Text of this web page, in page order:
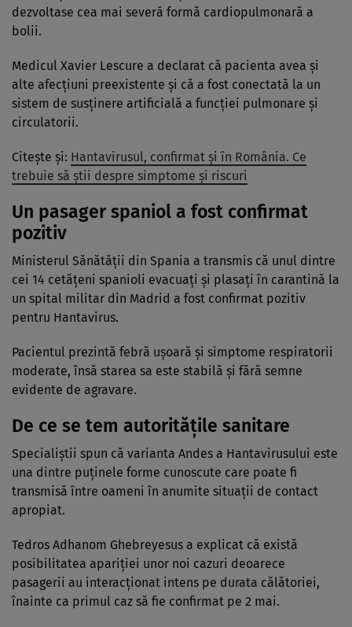
dezvoltase cea mai severă formă cardiopulmonară a
bolii.
Medicul Xavier Lescure a declarat că pacienta avea și
alte afecțiuni preexistente și că a fost conectată la un
sistem de susținere artificială a funcției pulmonare și
circulatorii.
Citește și: Hantavirusul, confirmat și în România. Ce
trebuie să știi despre simptome și riscuri
Un pasager spaniol a fost confirmat
pozitiv
Ministerul Sănătății din Spania a transmis că unul dintre
cei 14 cetățeni spanioli evacuați și plasați în carantină la
un spital militar din Madrid a fost confirmat pozitiv
pentru Hantavirus.
Pacientul prezintă febră ușoară și simptome respiratorii
moderate, însă starea sa este stabilă și fără semne
evidente de agravare.
De ce se tem autoritățile sanitare
Specialiștii spun că varianta Andes a Hantavirusului este
una dintre puținele forme cunoscute care poate fi
transmisă între oameni în anumite situații de contact
apropiat.
Tedros Adhanom Ghebreyesus a explicat că există
posibilitatea apariției unor noi cazuri deoarece
pasagerii au interacționat intens pe durata călătoriei,
înainte ca primul caz să fie confirmat pe 2 mai.